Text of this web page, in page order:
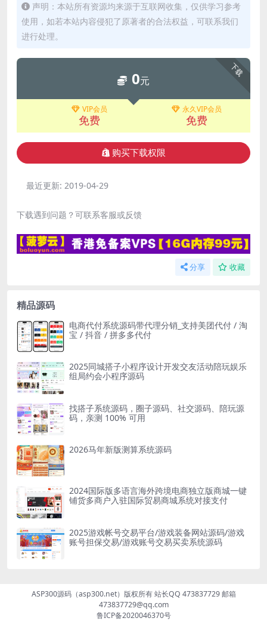
声明：本站所有资源均来源于互联网收集，仅供学习参考
使用，如若本站内容侵犯了原著者的合法权益，可联系我们
进行处理。
下载
0元
VIP会员
免费
永久VIP会员
免费
购买下载权限
最近更新: 2019-04-29
下载遇到问题？可联系客服或反馈
分享 收藏
精品源码
电商代付系统源码带代理分销_支持美团代付 / 淘
宝 / 抖音 / 拼多多代付
2025同城搭子小程序设计开发交友活动陪玩娱乐
组局约会小程序源码
找搭子系统源码，圈子源码、社交源码、陪玩源
码，亲测 100% 可用
2026马年新版测算系统源码
2024国际版多语言海外跨境电商独立版商城一键
铺货多商户入驻国际贸易商城系统对接支付
2025游戏帐号交易平台/游戏装备网站源码/游戏
账号担保交易/游戏账号交易买卖系统源码
ASP300源码（asp300.net）版权所有 站长QQ 473837729 邮箱
473837729@qq.com
鲁ICP备2020046370号